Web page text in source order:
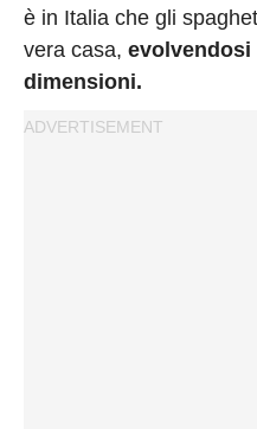
è in Italia che gli
vera casa, evolvendosi
dimensioni.